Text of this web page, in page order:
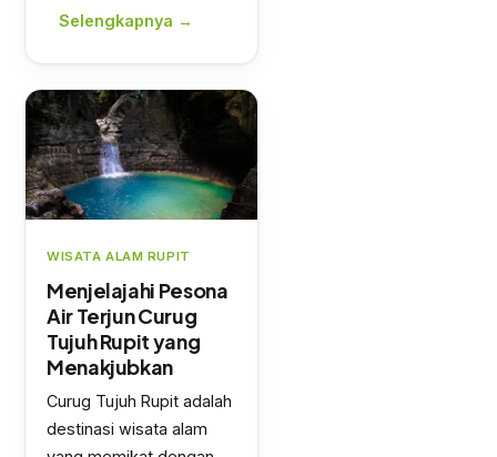
Selengkapnya →
WISATA ALAM RUPIT
Menjelajahi Pesona
Air Terjun Curug
Tujuh Rupit yang
Menakjubkan
Curug Tujuh Rupit adalah
destinasi wisata alam